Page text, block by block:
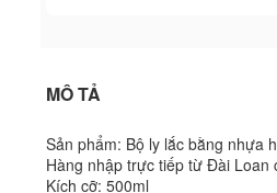
MÔ TẢ
Sản phẩm: Bộ ly lắc bằng nhựa
Hàng nhập trực tiếp từ Đài
Kích cỡ: 500ml